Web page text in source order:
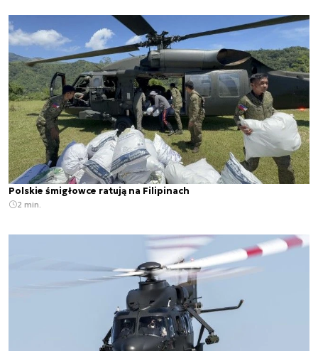
Polskie śmigłowce ratują na Filipinach
2 min.